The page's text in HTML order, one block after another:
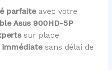
parfaiteavec votre
Asus 900HD-5P
sur place
immédiatesans délai de